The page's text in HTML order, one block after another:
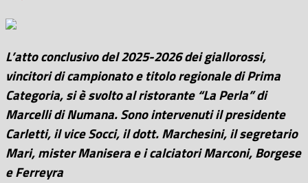
L’atto conclusivo del 2025-2026 dei giallorossi,
vincitori di campionato e titolo regionale di Prima
Categoria, si è svolto al ristorante “La Perla” di
Marcelli di Numana. Sono intervenuti il presidente
Carletti, il vice Socci, il dott. Marchesini, il segretario
Mari, mister Manisera e i calciatori Marconi, Borgese
e Ferreyra